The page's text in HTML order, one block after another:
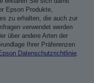
Epson Produkte,
zu erhalten, die auch zur
verwendet werden
über andere Arten der
Ihrer Präferenzen
Datenschutzrichtlinie